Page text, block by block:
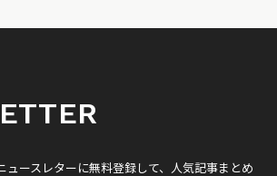
ュースレターに無料登録して、人気記事まとめ